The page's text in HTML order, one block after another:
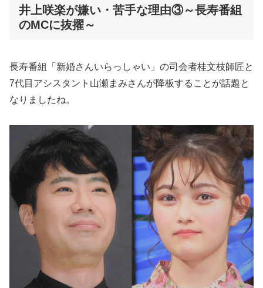
井上咲楽が嫌い・苦手な理由③～長寿番組
のMCに抜擢～
長寿番組「新婚さんいらっしゃい」の司会者桂文枝師匠と
7代目アシスタント山瀬まみさんが降板することが話題と
なりましたね。